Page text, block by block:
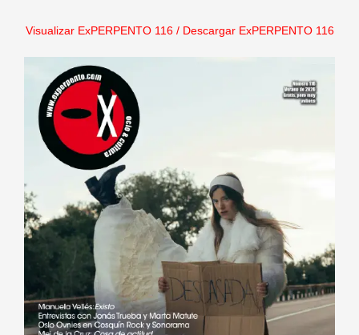
Visualizar ExPERPENTO 116/ Descargar ExPERPENTO 116